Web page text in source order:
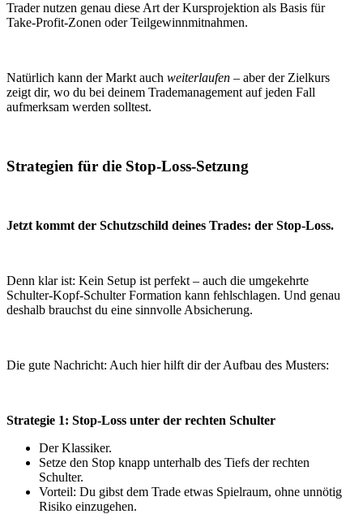
Trader nutzen genau diese Art der Kursprojektion als Basis für
Take-Profit-Zonen oder Teilgewinnmitnahmen.
Natürlich kann der Markt auch weiterlaufen – aber der Zielkurs
zeigt dir, wo du bei deinem Trademanagement auf jeden Fall
aufmerksam werden solltest.
Strategien für die Stop-Loss-Setzung
Jetzt kommt der Schutzschild deines Trades: der Stop-Loss.
Denn klar ist: Kein Setup ist perfekt – auch die umgekehrte
Schulter-Kopf-Schulter Formation kann fehlschlagen. Und genau
deshalb brauchst du eine sinnvolle Absicherung.
Die gute Nachricht: Auch hier hilft dir der Aufbau des Musters:
Strategie 1: Stop-Loss unter der rechten Schulter
Der Klassiker.
Setze den Stop knapp unterhalb des Tiefs der rechten
Schulter.
Vorteil: Du gibst dem Trade etwas Spielraum, ohne unnötig
Risiko einzugehen.